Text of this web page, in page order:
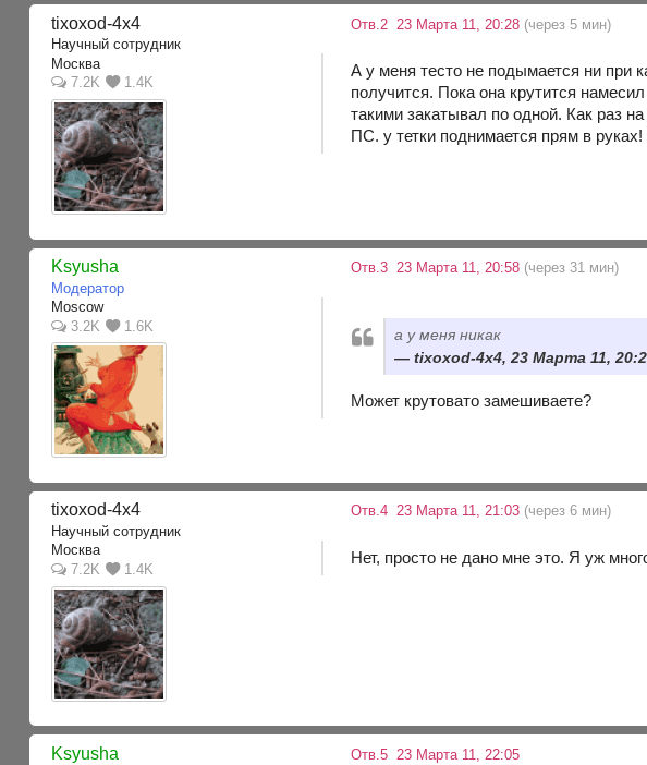
tixoxod-4x4
Научный сотрудник
Москва
7.2K
1.4K
Отв.2 23 Марта 11, 20:28 (через 5 мин)
А у меня тесто не подымается ни при
получится. Пока она крутится
такими закатывал по одной. Как раз
ПС. у тетки поднимается прям в
Ksyusha
Модератор
Moscow
3.2K
1.6K
Отв.3 23 Марта 11, 20:58 (через 31 мин)
а у меня никак
tixoxod-4x4, 23 Марта 11,
Может крутовато замешиваете?
tixoxod-4x4
Научный сотрудник
Москва
7.2K
1.4K
Отв.4 23 Марта 11, 21:03 (через 6 мин)
Нет, просто не дано мне это. Я уж
Ksyusha Отв.5 23 Марта 11, 22:05